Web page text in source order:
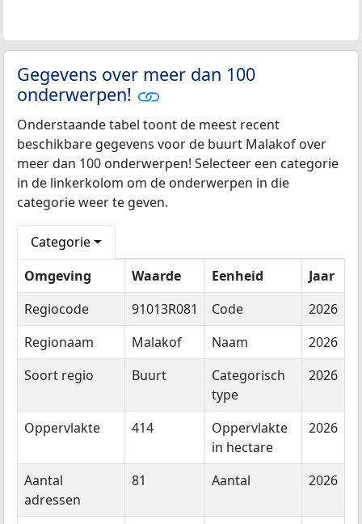
Gegevens over meer dan 100
onderwerpen!
Onderstaande tabel toont de meest recent
beschikbare gegevens voor de buurt Malakof over
meer dan 100 onderwerpen! Selecteer een categorie
in de linkerkolom om de onderwerpen in die
categorie weer te geven.
Categorie
Omgeving
Waarde Eenheid
Jaar
Regiocode
91013R081 Code
2026
Regionaam
Malakof Naam
2026
Soort regio
Buurt
Categorisch
type
2026
Oppervlakte 414
Oppervlakte
in hectare
2026
Aantal
adressen
81 Aantal 2026